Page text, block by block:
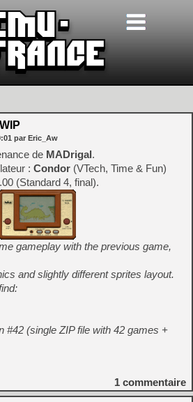
par Eric_Aw
de MADrigal.
: Condor (VTech, Time & Fun)
(Standard 4, final).
gameplay with the previous game,
and slightly different sprites layout.
#42 (single ZIP file with 42 games +
1 commentaire